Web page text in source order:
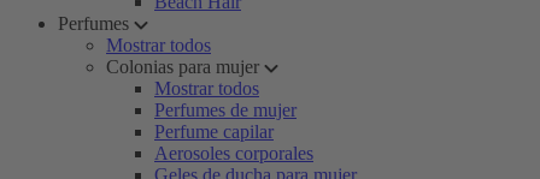
Perfumes
Mostrar todos
Colonias para mujer
Mostrar todos
Perfumes de mujer
Perfume capilar
Aerosoles corporales
Geles de ducha para mujer